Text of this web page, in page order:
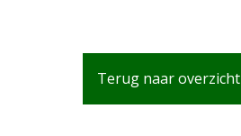
Terug naar overzicht